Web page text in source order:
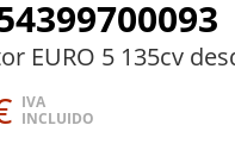
EURO 5 135cv
IVA
INCLUIDO